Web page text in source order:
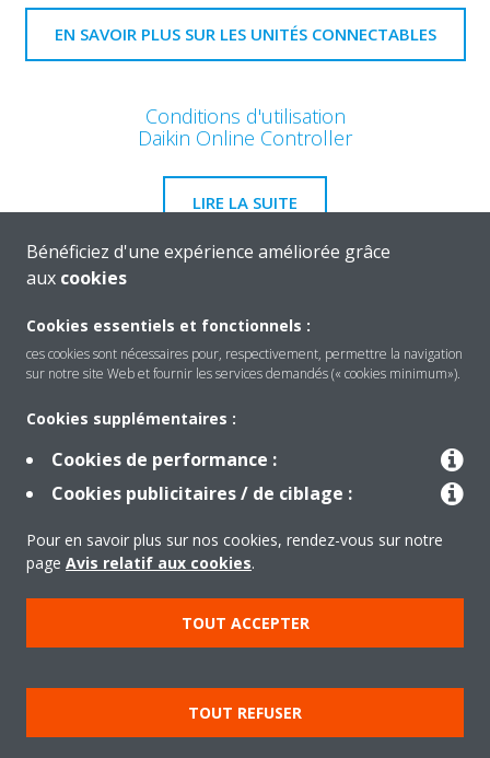
EN SAVOIR PLUS SUR LES UNITÉS CONNECTABLES
Conditions d'utilisation
Daikin Online Controller
LIRE LA SUITE
Produits
Solutions
À propos de Daikin
Bénéficiez d'une expérience améliorée grâce
aux cookies
Cookies essentiels et fonctionnels :
ces cookies sont nécessaires pour, respectivement, permettre la navigation
sur notre site Web et fournir les services demandés (« cookies minimum»).
Cookies supplémentaires :
Cookies de performance :
Cookies publicitaires / de ciblage :
Pour en savoir plus sur nos cookies, rendez-vous sur notre
page Avis relatif aux cookies.
TOUT ACCEPTER
TOUT REFUSER